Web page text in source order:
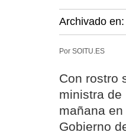
Archivado en:
Por SOITU.ES
Con rostro
ministra de
mañana
Gobierno